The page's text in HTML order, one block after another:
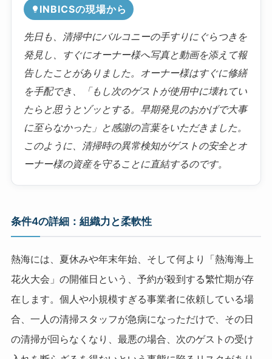
INBICSの現場から
先日も、清掃中にバルコニーの手すりにぐらつきを
発見し、すぐにオーナー様へ写真と動画を添えて報
告したことがありました。オーナー様はすぐに修繕
を手配でき、「もし次のゲストが使用中に壊れてい
たらと思うとゾッとする。早期発見のおかげで大事
に至らなかった」と感謝の言葉をいただきました。
このように、清掃時の異常検知がゲストの安全とオ
ーナー様の資産を守ることに直結するのです。
条件4の詳細：組織力と柔軟性
熱海には、夏休みや年末年始、そして何より「熱海海上
花火大会」の開催日という、予約が殺到する繁忙期が存
在します。個人や小規模すぎる事業者に依頼している場
合、一人の清掃スタッフが急病になっただけで、その日
の清掃が回らなくなり、最悪の場合、次のゲストの受け